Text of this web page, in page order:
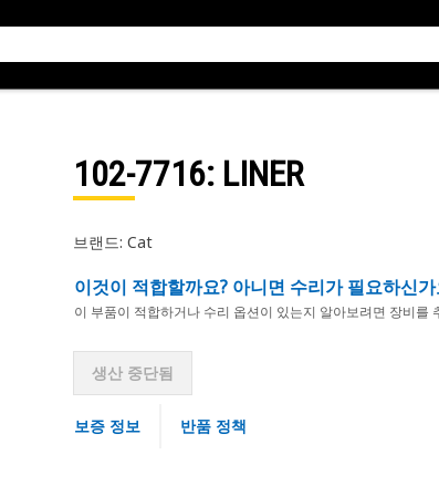
102-7716: LINER
브랜드: Cat
이것이 적합할까요? 아니면 수리가 필요하신가
이 부품이 적합하거나 수리 옵션이 있는지 알아보려면 장비를
생산 중단됨
보증 정보 반품 정책